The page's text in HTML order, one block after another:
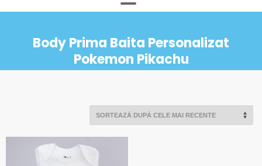
Body Prima Baita Personalizat
Pokemon Pikachu